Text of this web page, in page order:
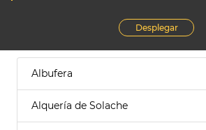
Desplegar
Albufera
Alquería de Solache